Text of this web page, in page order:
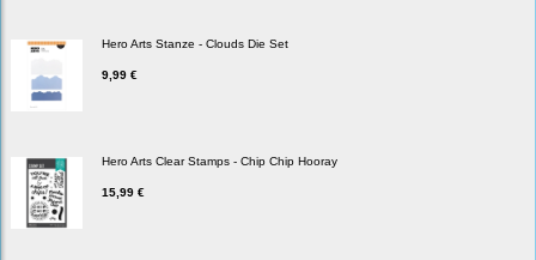
Hero Arts Stanze - Clouds Die Set
9,99 €
Hero Arts Clear Stamps - Chip Chip Hooray
15,99 €